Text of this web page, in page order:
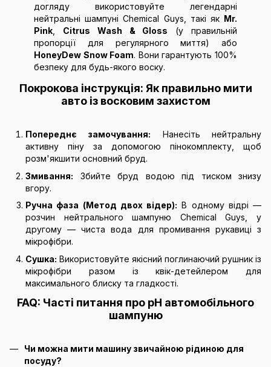
догляду використовуйте легендарні
нейтральні шампуні Chemical Guys, такі як Mr.
Pink
Citrus Wash & Gloss (у правильній
пропорції для регулярного миття) або
HoneyDew Snow Foam. Вони гарантують 100%
безпеку для будь-якого воску.
Покрокова інструкція: Як правильно мити
авто із восковим захистом
Попереднє замочування: Нанесіть нейтральну
активну піну за допомогою пінокомплекту, щоб
розм'якшити основний бруд.
Змивання: Збийте бруд водою під тиском знизу
вгору.
Ручна фаза (Метод двох відер): В одному відрі —
розчин нейтрального шампуню Chemical Guys, у
другому — чиста вода для промивання рукавиці з
мікрофібри.
Сушка: Використовуйте якісний поглинаючий рушник із
мікрофібри разом із квік-детейлером для
максимального блиску та гладкості.
FAQ: Часті питання про pH автомобільного
шампуню
Чи можна мити машину звичайною рідиною для
посуду?